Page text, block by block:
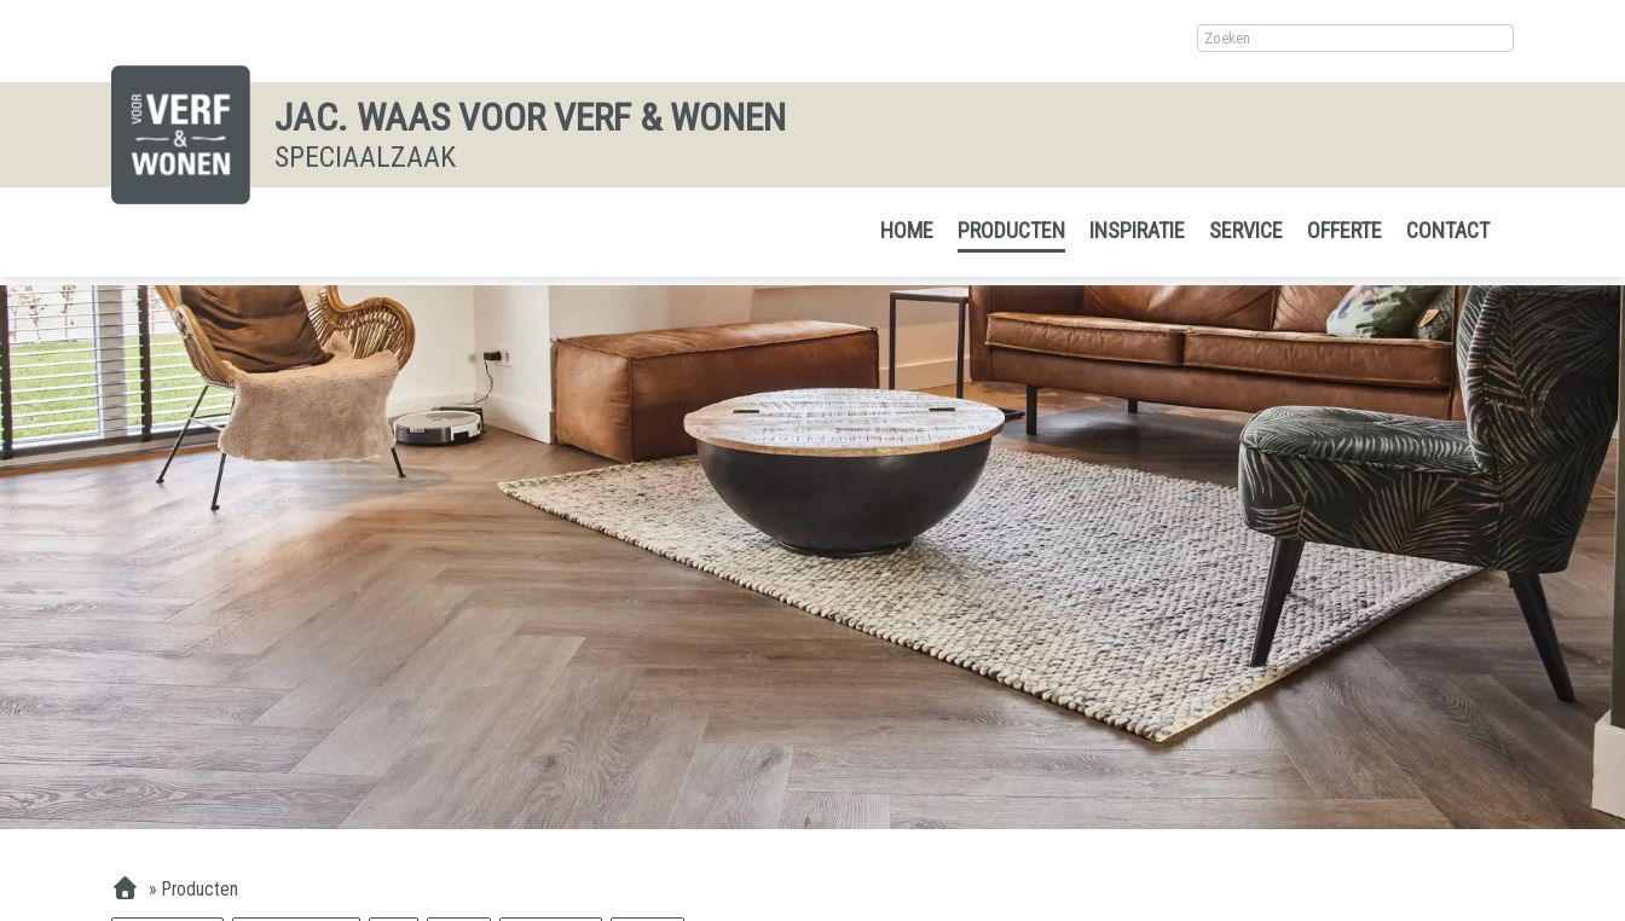
JAC. WAAS VOOR VERF & WONEN
SPECIAALZAAK
HOME PRODUCTEN INSPIRATIE SERVICE OFFERTE CONTACT
» Producten